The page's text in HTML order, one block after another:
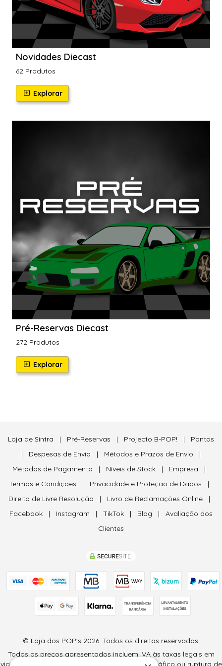
Novidades Diecast
62 Produtos
Explorar
Pré-Reservas Diecast
272 Produtos
Explorar
Loja de Sintra | Pré-Reservas | Projecto B-POP! | Pontos
| Despesas de Envio | Métodos e Prazos de Envio |
Métodos de Pagamento | Níveis de Stock | Empresa |
Termos e Condições | Privacidade e Proteção de Dados |
Direito de Livre Resolução | Livro de Reclamações Online|
Facebook | Instagram | TikTok | Blog | Avaliação dos
Clientes
© Loja dos POP's 2026. Todos os direitos reservados.
Todos os preços apresentados incluem IVA às taxas legais em